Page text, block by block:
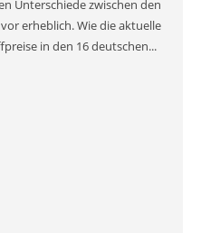
erheblich. Wie die aktuelle
in den 16 deutschen...